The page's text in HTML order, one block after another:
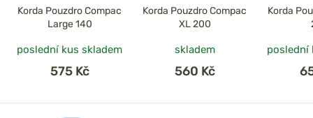
Korda Pouzdro Compac
Large 140
poslední kus skladem
575 Kč
Korda Pouzdro Compac
XL 200
skladem
560 Kč
Korda
poslední